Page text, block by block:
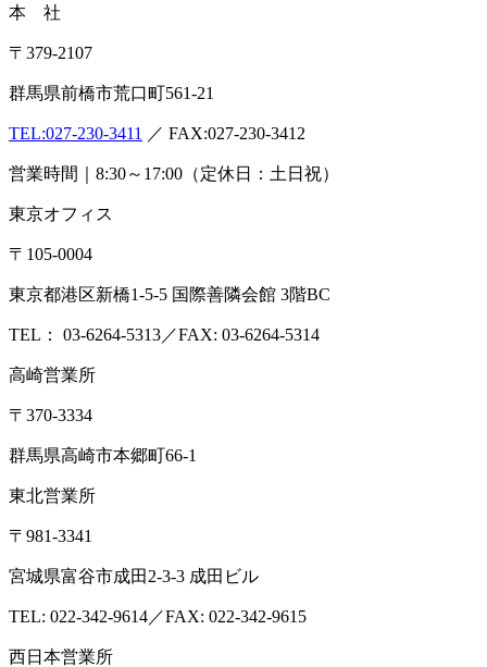
本 社
〒379-2107
群馬県前橋市荒口町561-21
TEL:027-230-3411 ／ FAX:027-230-3412
営業時間｜8:30～17:00（定休日：土日祝）
東京オフィス
〒105-0004
東京都港区新橋1-5-5 国際善隣会館 3階BC
TEL： 03-6264-5313／FAX: 03-6264-5314
高崎営業所
〒370-3334
群馬県高崎市本郷町66-1
東北営業所
〒981-3341
宮城県富谷市成田2-3-3 成田ビル
TEL: 022-342-9614／FAX: 022-342-9615
西日本営業所